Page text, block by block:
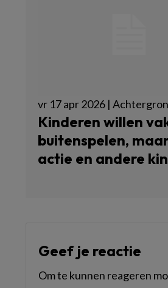
vr 17 apr 2026 |
Kinderen willen
buitenspelen,
actie en andere
Geef je reactie
Om te kunnen reageren